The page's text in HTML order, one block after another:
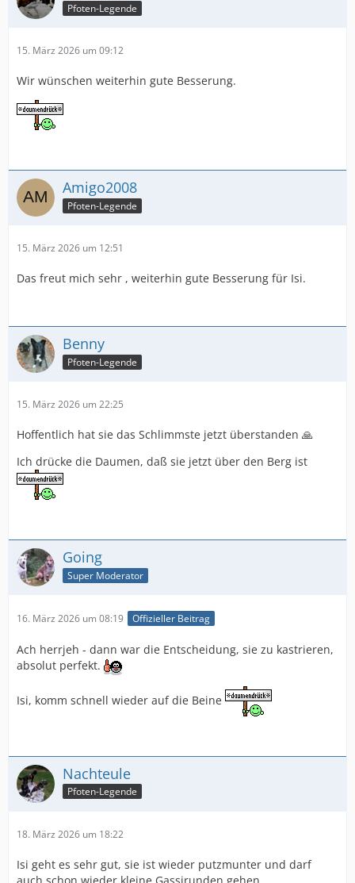
Pfoten-Legende
15. März 2026 um 09:12
Wir wünschen weiterhin gute Besserung.
Amigo2008
Pfoten-Legende
15. März 2026 um 12:51
Das freut mich sehr , weiterhin gute Besserung für Isi.
Benny
Pfoten-Legende
15. März 2026 um 22:25
Hoffentlich hat sie das Schlimmste jetzt überstanden 🙏
Ich drücke die Daumen, daß sie jetzt über den Berg ist
Going
Super Moderator
16. März 2026 um 08:19 Offizieller Beitrag
Ach herrjeh - dann war die Entscheidung, sie zu kastrieren,
absolut perfekt.
Isi, komm schnell wieder auf die Beine
Nachteule
Pfoten-Legende
18. März 2026 um 18:22
Isi geht es sehr gut, sie ist wieder putzmunter und darf
auch schon wieder kleine Gassirunden gehen.